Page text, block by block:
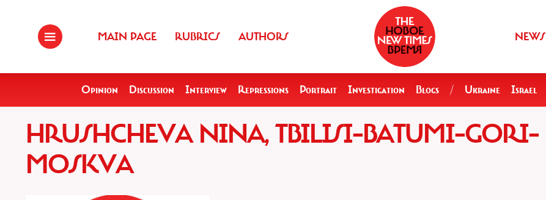
MAIN PAGE RUBRICS AUTHORS NEWS
Opinion Discussion Interview Repressions Portrait Investigation Blogs / Ukraine Israel
HRUSHCHEVA NINA, TBILISI–BATUMI–GORI–
MOSKVA